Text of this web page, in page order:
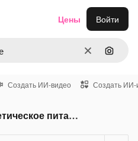
ОчиститьПоиск
Цены Войти
Создать ИИ-видео Создать ИИ-
Векторы По Запросу Диетическое питание